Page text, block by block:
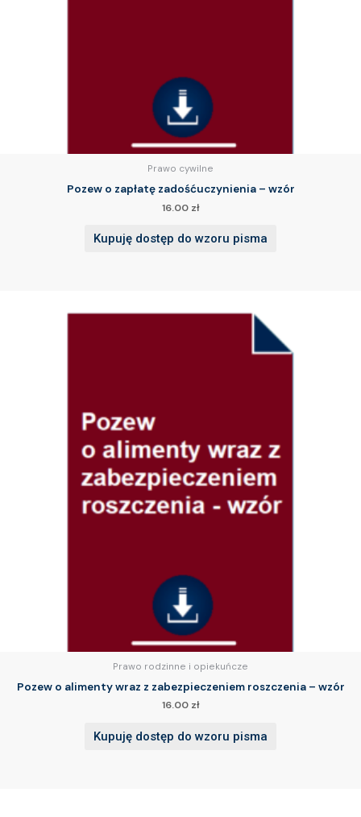
Prawo cywilne
Pozew o zapłatę zadośćuczynienia – wzór
16.00 zł
Kupuję dostęp do wzoru pisma
Prawo rodzinne i opiekuńcze
Pozew o alimenty wraz z zabezpieczeniem roszczenia – wzór
16.00 zł
Kupuję dostęp do wzoru pisma